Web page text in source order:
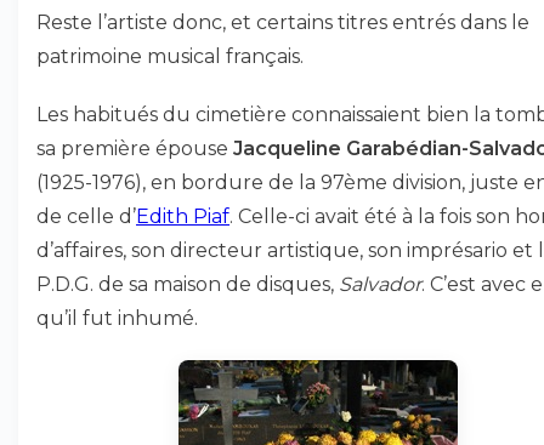
Reste l’artiste donc, et certains titres entrés dans le
patrimoine musical français.
Les habitués du cimetière connaissaient bien la
sa première épouse Jacqueline Garabédian-
(1925-1976), en bordure de la 97ème division, juste
de celle d’Edith Piaf. Celle-ci avait été à la fois son
d’affaires, son directeur artistique, son imprésario et
P.D.G. de sa maison de disques, Salvador. C’est avec
qu’il fut inhumé.